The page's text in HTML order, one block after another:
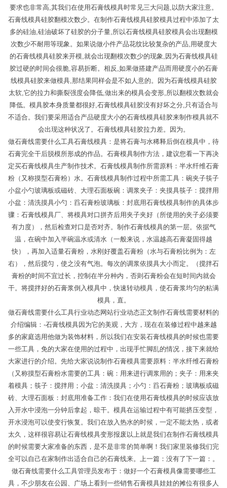
要求也非常高,其我们在使用石膏线模具时常见三大问题,以防大家注意。
石膏线模具硅胶翻模次数少。在制作石膏线模具硅胶模具过程中添加了太
多的硅油,硅油破坏了硅胶的分子量,所以石膏线模具硅胶模具会出现翻模
次数少不耐用等现象。如果说做小件产品花纹比较复杂的产品,用硬度大
的石膏线模具硅胶来开模,就会出现翻模次数少的现象,因为石膏线模具硅
胶过硬的时间会很脆,容易折断。相反,如果做搭建产品而用硬度小的石膏
线模具硅胶来做模具,那结果同样会是不如人意的。因为石膏线模具硅胶
太软,它的拉力和撕裂强度会降低,做出来的模具会变形,所以翻模次数就会
降低。模具胶本身质量都很好,石膏线模具硅胶没有好坏之分,只有适合与
不适合。我们要采用适合产品硬度大小的石膏线模具硅胶来制作模具就不
会出现这种状况了。石膏线模具硅胶拉力差。因为。
做石膏线需要什么工具石膏线模具：是将石膏与水稀释后倒在模具中，待
石膏完全干后脱模所形成的作品。石膏模具制作方法，建议您看一下再决
定买石膏线模具生产制作技术。石膏线模具制作所需原料：半水纤维石膏
粉（又称摸型石膏粉）水。石膏线模具制作过程中所需工具：碗夹子筷子
小盆小勺玻璃板或磁砖、大理石面板碗：调浆夹子：夹摸具筷子：搅拌用
小盆：清洗摸具小勺：舀石膏粉玻璃板：封底用石膏线模具制作的具体步
骤：石膏线模具厂、将模具对口拼齐后用夹子夹好（所使用的夹子必须要
有力度），然后检查对口是否对齐。制作石膏线模具的第一层。依据气
温，在碗中加入半碗温水或清水（一般来说，水温越高石膏凝固得越
快），再加入适量石膏粉，水刚好覆盖石膏粉（水与石膏粉比例为：左
右），然后搅匀，使之没有气泡。每次的调浆依摸具大小而定。（搅拌石
膏粉的时间不宜过长，控制在半分种内，否则石膏粉会在短时间内就会
干。将搅拌好的石膏浆倒入模具中，快速转动模具，使石膏浆均匀的粘满
模具，直。
做石膏线需要什么工具行业动态网站行业动态正文制作石膏线需要材料的
介绍编辑：-石膏线模具因为它的美观，大方，现在在装修过程中越来越
多的家庭选用他做为装饰材料，所以我们在安装石膏线模具的时候也需要
一些工具，免的大家在使用的过程中，出现手忙脚乱的情况，接下来就给
大家进行的介绍。先给大家说说制作石膏模具需要原料：半水纤维石膏粉
（又称摸型石膏粉水需要的工具：碗：用来进行调浆用的；夹子：用来夹
着模具；筷子：搅拌用；小盆：清洗摸具；小勺：舀石膏粉；玻璃板或磁
砖、大理石面板：封底用准备工作：我们在使用石膏线模具的时候应该放
入开水中浸泡一分钟后拿起，晾干。模具在运输过程中有可能挤压变型，
开水浸泡可以使变行恢复。我们在放入热水的时候，一定不能太热，或者
太久，这样很容易让石膏线模具变形报废以上就是我们在制作石膏线模具
的时候需要大家准备的东西，是不是非常的简单啊！我们家里装修我们完
全可以自己在家制作出适合自己的石膏线来。上一篇：没有了下一篇：。
做石膏线需要什么工具管理员发布于：做好一个石膏模具像需要哪些工
具，不少朋友在公园、广场上看到一些销售石膏模具娃娃的摊位有很多人